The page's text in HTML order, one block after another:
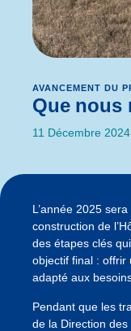
AVANCEMENT DU
Que nous
11 Décembre 2024
L’année 2025
construction de
des étapes clés
objectif final : offrir
adapté aux
Pendant que les
de la Direction